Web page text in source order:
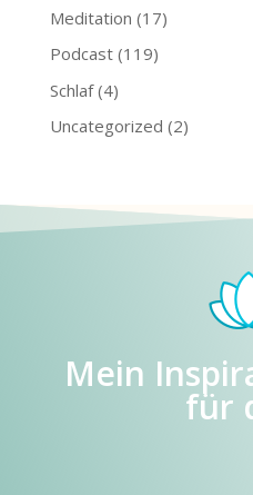
Meditation (17)
Podcast(119)
Schlaf(4)
Uncategorized (2)
Mein
für